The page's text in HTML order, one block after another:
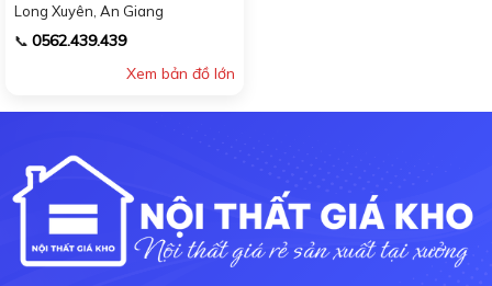
Long Xuyên, An Giang
📞 0562.439.439
Xem bản đồ lớn